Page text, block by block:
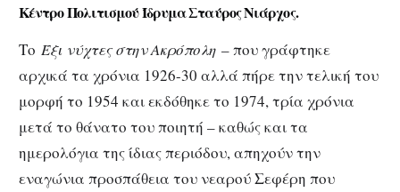
Κέντρο Πολιτισμού Ίδρυμα Σταύρος Νιάρχος.
Tο Έξι νύχτες στην Ακρόπολη – που γράφτηκε
αρχικά τα χρόνια 1926-30 αλλά πήρε την τελική του
μορφή το 1954 και εκδόθηκε το 1974, τρία χρόνια
μετά το θάνατο του ποιητή – καθώς και τα
ημερολόγια της ίδιας περιόδου, απηχούν την
εναγώνια προσπάθεια του νεαρού Σεφέρη που